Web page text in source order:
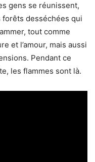
gens se réunissent,
forêts desséchées qui
tout comme
et l’amour, mais aussi
Pendant ce
les flammes sont là.